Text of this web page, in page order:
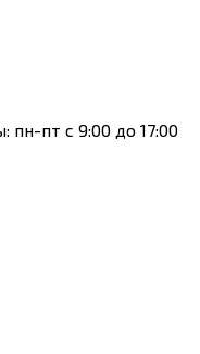
пн-пт с 9:00 до 17:00